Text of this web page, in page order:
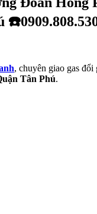
, chuyên giao gas đổi
Tân Phú.